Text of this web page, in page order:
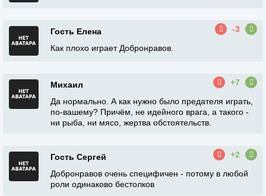
Гость Елена
-3
Как плохо играет Добронравов.
Михаил
+7
Да нормально. А как нужно было предателя играть,
по-вашему? Причём, не идейного врага, а такого -
ни рыба, ни мясо, жертва обстоятельств.
Гость Сергей
+2
Добронравов очень специфичен - потому в любой
роли одинаково бестолков